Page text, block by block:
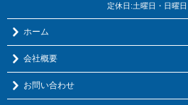
定休日:土曜日・日曜日
ホーム
会社概要
お問い合わせ